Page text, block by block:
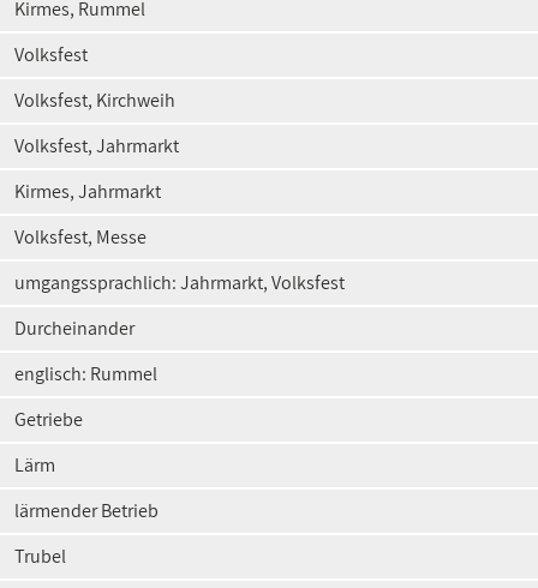
Kirmes, Rummel
Volksfest
Volksfest, Kirchweih
Volksfest, Jahrmarkt
Kirmes, Jahrmarkt
Volksfest, Messe
umgangssprachlich: Jahrmarkt, Volksfest
Durcheinander
englisch: Rummel
Getriebe
Lärm
lärmender Betrieb
Trubel